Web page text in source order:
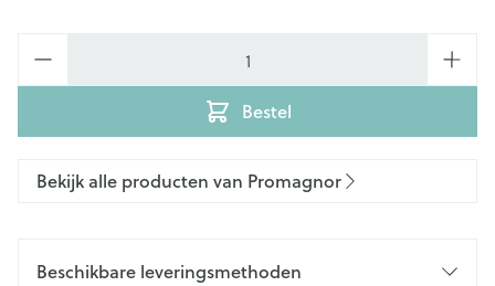
Bestel
Bekijk alle producten van Promagnor
Beschikbare leveringsmethoden